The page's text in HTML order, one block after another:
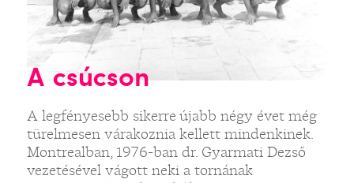
A csúcson
A legfényesebb sikerre újabb négy évet még
türelmesen várakoznia kellett mindenkinek.
Montrealban, 1976-ban dr. Gyarmati Dezső
vezetésével vágott neki a tornának